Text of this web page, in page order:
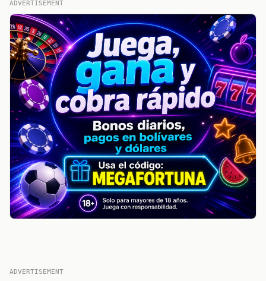
ADVERTISEMENT
ADVERTISEMENT